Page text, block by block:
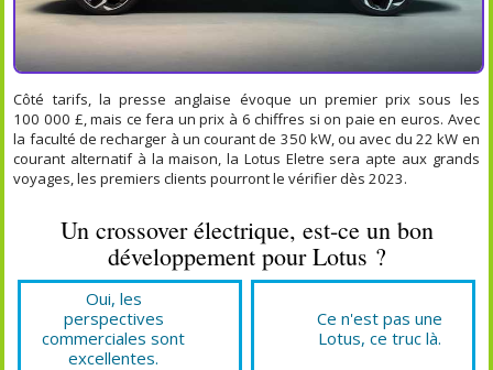
Côté tarifs, la presse anglaise évoque un premier prix sous les
100 000 £, mais ce fera un prix à 6 chiffres si on paie en euros. Avec
la faculté de recharger à un courant de 350 kW, ou avec du 22 kW en
courant alternatif à la maison, la Lotus Eletre sera apte aux grands
voyages, les premiers clients pourront le vérifier dès 2023.
Un crossover électrique, est-ce un bon
développement pour Lotus ?
Oui, les
perspectives
commerciales sont
excellentes.
Ce n'est pas une
Lotus, ce truc là.